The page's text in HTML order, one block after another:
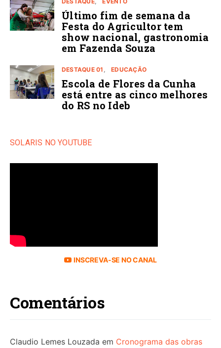
Último fim de semana da
Festa do Agricultor tem
show nacional, gastronomia
em Fazenda Souza
DESTAQUE 01 EDUCAÇÃO
Escola de Flores da Cunha
está entre as cinco melhores
do RS no Ideb
SOLARIS NO YOUTUBE
INSCREVA-SE NO CANAL
Comentários
Claudio Lemes Louzada em Cronograma das obras